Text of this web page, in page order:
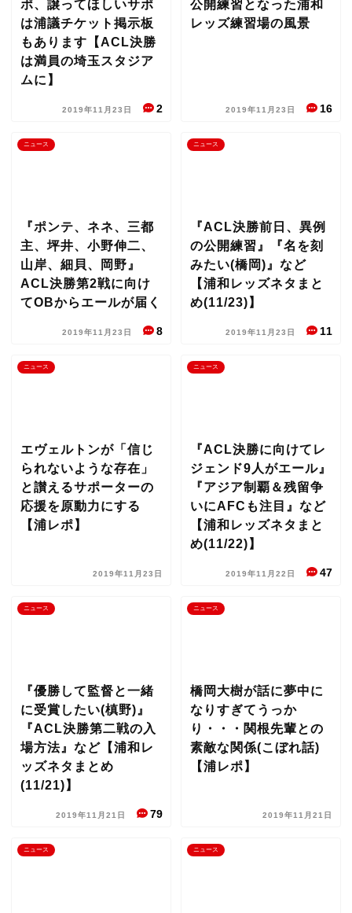
ポ、譲ってほしいサポ
は浦議チケット掲示板
もあります【ACL決勝
は満員の埼玉スタジア
ムに】
2019年11月23日 2
公開練習となった浦和
レッズ練習場の風景
2019年11月23日 16
ニュース
『ポンテ、ネネ、三都
主、坪井、小野伸二、
山岸、細貝、岡野』
ACL決勝第2戦に向け
てOBからエールが届く
2019年11月23日 8
ニュース
『ACL決勝前日、異例
の公開練習』『名を刻
みたい(橋岡)』など
【浦和レッズネタまと
め(11/23)】
2019年11月23日 11
ニュース
エヴェルトンが「信じ
られないような存在」
と讃えるサポーターの
応援を原動力にする
【浦レポ】
2019年11月23日
ニュース
『ACL決勝に向けてレ
ジェンド9人がエール』
『アジア制覇＆残留争
いにAFCも注目』など
【浦和レッズネタまと
め(11/22)】
2019年11月22日 47
ニュース
『優勝して監督と一緒
に受賞したい(槙野)』
『ACL決勝第二戦の入
場方法』など【浦和レ
ッズネタまとめ
(11/21)】
2019年11月21日 79
ニュース
橋岡大樹が話に夢中に
なりすぎてうっか
り・・・関根先輩との
素敵な関係(こぼれ話)
【浦レポ】
2019年11月21日
ニュース ニュース